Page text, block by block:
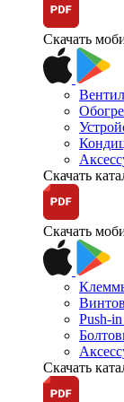
Скачать
Скачать
Скачать
Push-
Скачать